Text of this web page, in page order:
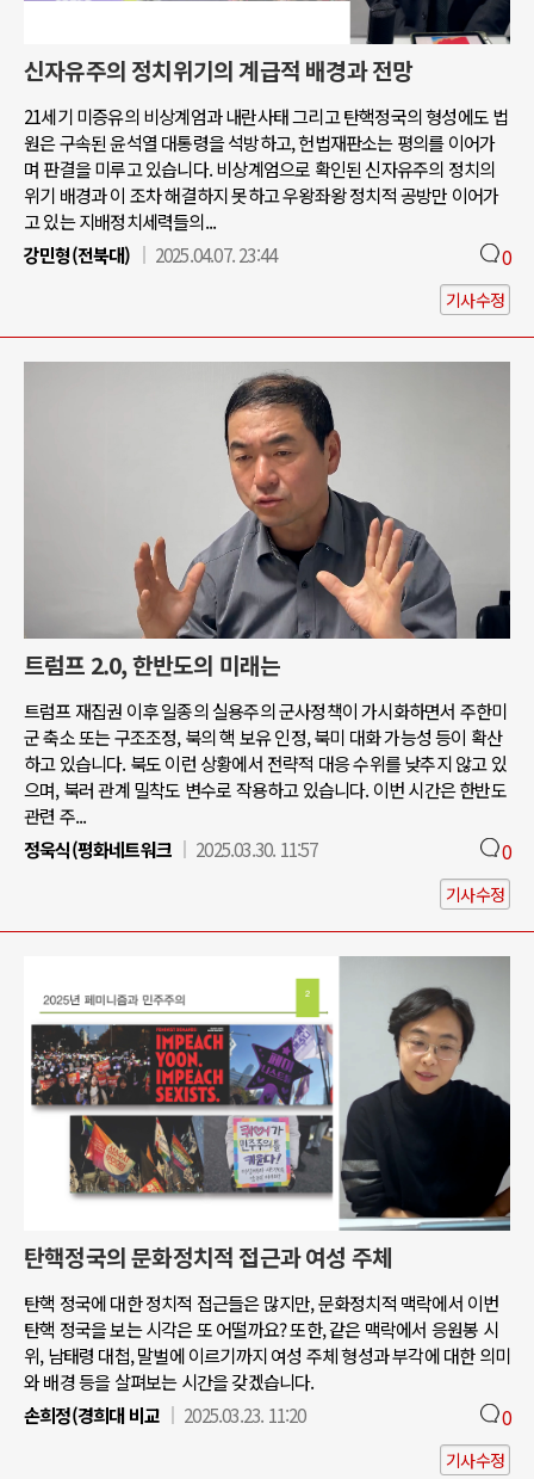
신자유주의 정치위기의 계급적 배경과 전망
21세기 미증유의 비상계엄과 내란사태 그리고 탄핵정국의 형성에도 법
원은 구속된 윤석열 대통령을 석방하고, 헌법재판소는 평의를 이어가
며 판결을 미루고 있습니다. 비상계엄으로 확인된 신자유주의 정치의
위기 배경과 이 조차 해결하지 못하고 우왕좌왕 정치적 공방만 이어가
고 있는 지배정치세력들의...
강민형(전북대)
2025.04.07. 23:44 0
기사수정
트럼프 2.0, 한반도의 미래는
트럼프 재집권 이후 일종의 실용주의 군사정책이 가시화하면서 주한미
군 축소 또는 구조조정, 북의 핵 보유 인정, 북미 대화 가능성 등이 확산
하고 있습니다. 북도 이런 상황에서 전략적 대응 수위를 낮추지 않고 있
으며, 북러 관계 밀착도 변수로 작용하고 있습니다. 이번 시간은 한반도
관련 주...
정욱식(평화네트워크
2025.03.30. 11:57 0
기사수정
탄핵정국의 문화정치적 접근과 여성 주체
탄핵 정국에 대한 정치적 접근들은 많지만, 문화정치적 맥락에서 이번
탄핵 정국을 보는 시각은 또 어떨까요? 또한, 같은 맥락에서 응원봉 시
위, 남태령 대첩, 말벌에 이르기까지 여성 주체 형성과 부각에 대한 의미
와 배경 등을 살펴보는 시간을 갖겠습니다.
손희정(경희대 비교
2025.03.23. 11:20 0
기사수정